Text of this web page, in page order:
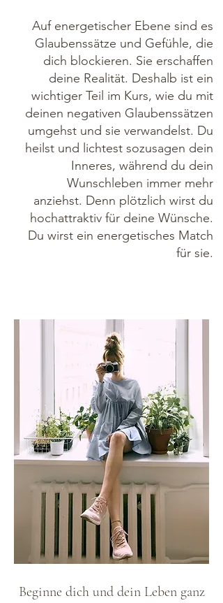
Auf energetischer Ebene sind es
Glaubenssätze und Gefühle, die
dich blockieren. Sie erschaffen
deine Realität. Deshalb ist ein
wichtiger Teil im Kurs, wie du mit
deinen negativen Glaubenssätzen
umgehst und sie verwandelst. Du
heilst und lichtest sozusagen dein
Inneres, während du dein
Wunschleben immer mehr
anziehst. Denn plötzlich wirst du
hochattraktiv für deine Wünsche.
Du wirst ein energetisches Match
für sie.
Beginne dich und dein Leben ganz